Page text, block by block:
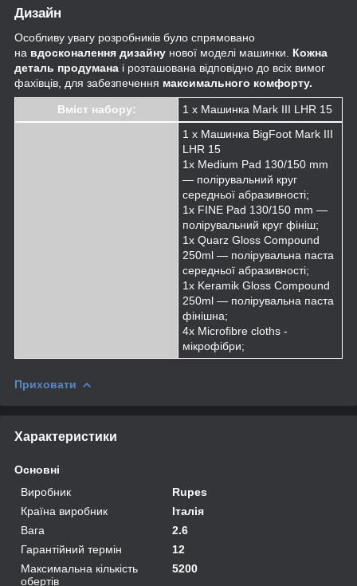
Дизайн
Особливу увагу розробників було спрямовано
на вдосконалення дизайну нової моделі машинки. Кожна
деталь продумана і розташована відповідно до всіх вимог
фахівців, для забезпечення максимального комфорту.
Вміст набору:
1 х Машинка Mark III LHR 15
1 х Машинка BigFoot Mark III
LHR 15
1x Medium Pad 130/150 mm
— полірувальний круг
середньої абразивності;
1х FINE Pad 130/150 mm —
полірувальний круг фініш;
1x Quarz Gloss Compound
250ml — полірувальна паста
середньої абразивності;
1x Keramik Gloss Compound
250ml — полірувальна паста
фінішна;
4х Microfibre cloths -
мікрофібри;
Приховати
Характеристики
Основні
Виробник
Rupes
Країна виробник
Італія
Вага
2.6
Гарантійний термін
12
Максимальна кількість
обертів
5200